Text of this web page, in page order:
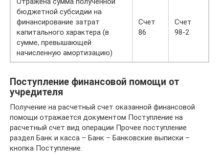
бюджетной субсидии на
финансирование затрат
капитального характера (в
сумме, превышающей
начисленную амортизацию)
Счет
86
Счет
98-2
Поступление финансовой помощи от
учредителя
Получение на расчетный счет оказанной финансовой
помощи отражается документом Поступление на
расчетный счет вид операции Прочее поступление
раздел Банк и касса – Банк – Банковские выписки –
кнопка Поступление.